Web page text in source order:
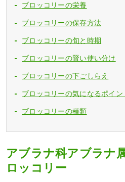
ブロッコリーの栄養
ブロッコリーの保存方法
ブロッコリーの旬と時期
ブロッコリーの賢い使い分け
ブロッコリーの下ごしらえ
ブロッコリーの気になるポイン
ブロッコリーの種類
アブラナ科アブラナ
ロッコリー